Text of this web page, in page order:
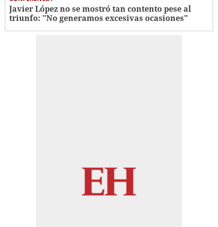
Javier López no se mostró tan contento pese al
triunfo: "No generamos excesivas ocasiones"